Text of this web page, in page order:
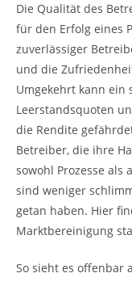
Die Qualität des
für den Erfolg eines
zuverlässiger
und die
Umgekehrt kann ein
Leerstandsquoten
die Rendite
Betreiber, die ihre
sowohl Prozesse
sind weniger
getan haben. Hier
Marktbereinigung
So sieht es offenbar